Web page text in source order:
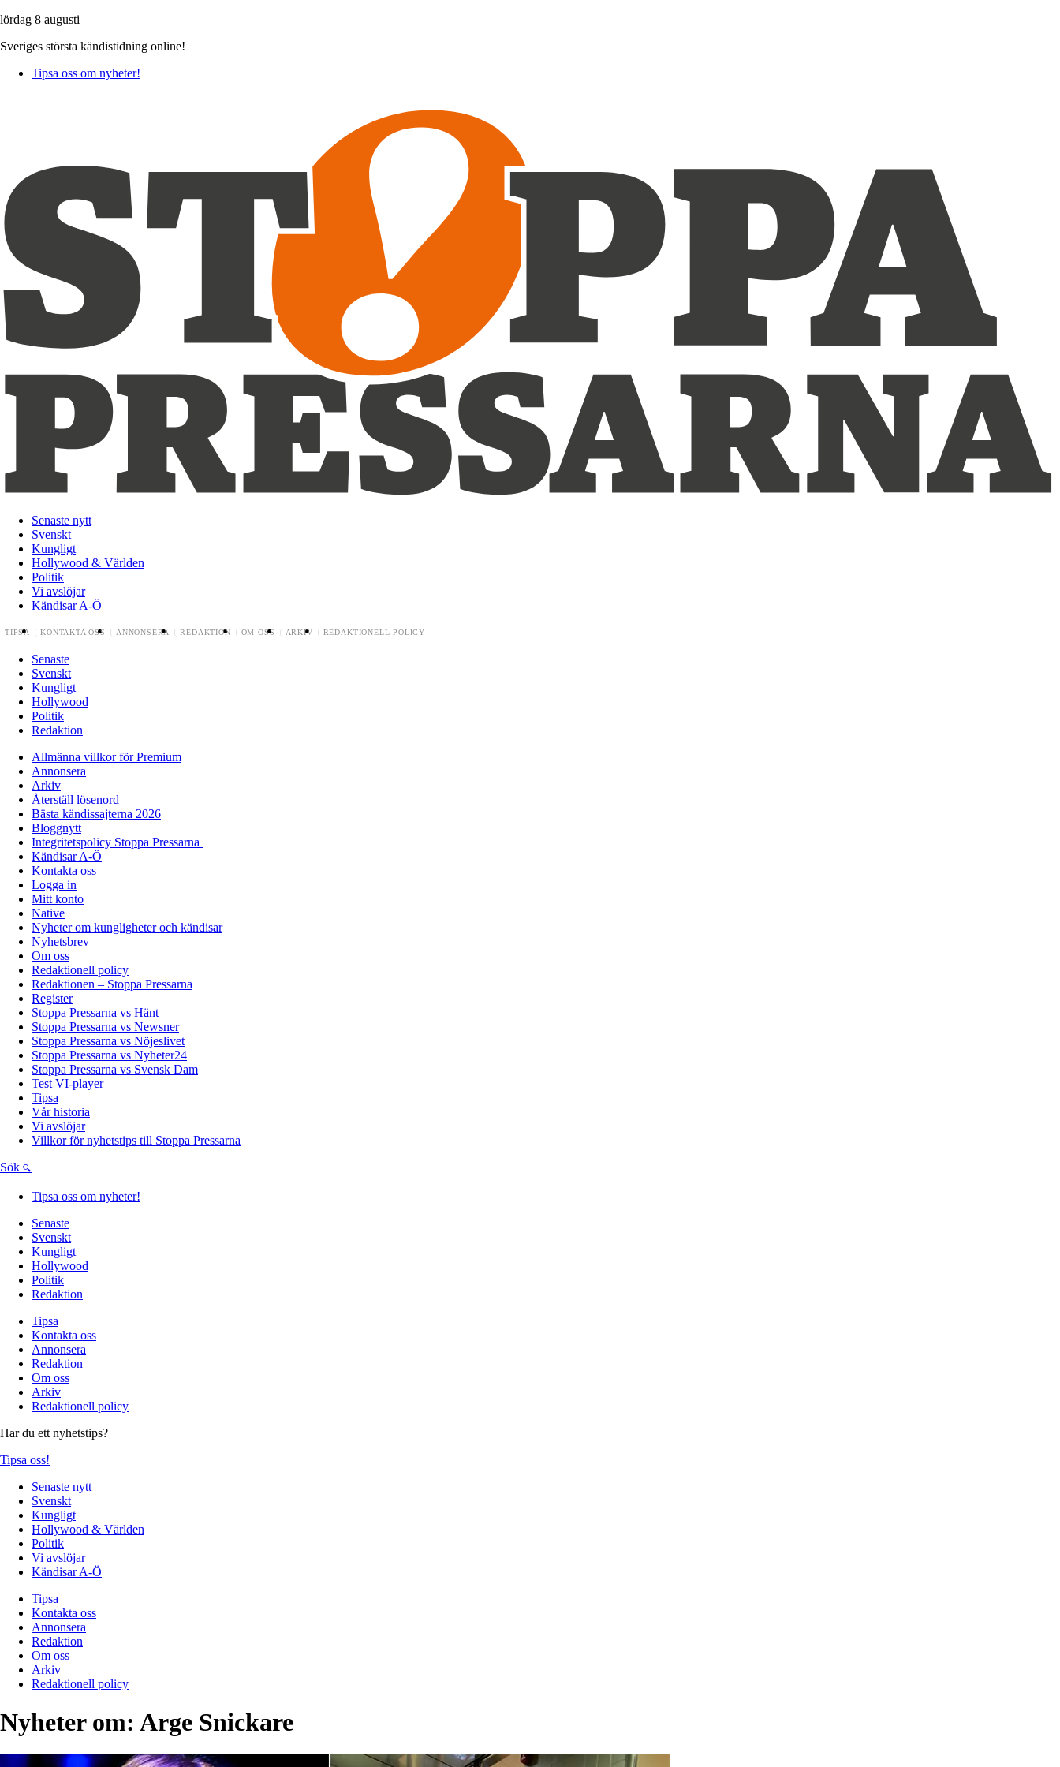
lördag 8 augusti
Sveriges största kändistidning online!
Tipsa oss om nyheter!
Senaste nytt
Svenskt
Kungligt
Hollywood & Världen
Politik
Vi avslöjar
Kändisar A-Ö
TIPSA KONTAKTA OSS ANNONSERA REDAKTION OM OSS ARKIV REDAKTIONELL POLICY
Senaste
Svenskt
Kungligt
Hollywood
Politik
Redaktion
Allmänna villkor för Premium
Annonsera
Arkiv
Återställ lösenord
Bästa kändissajterna 2026
Bloggnytt
Integritetspolicy Stoppa Pressarna
Kändisar A-Ö
Kontakta oss
Logga in
Mitt konto
Native
Nyheter om kungligheter och kändisar
Nyhetsbrev
Om oss
Redaktionell policy
Redaktionen – Stoppa Pressarna
Register
Stoppa Pressarna vs Hänt
Stoppa Pressarna vs Newsner
Stoppa Pressarna vs Nöjeslivet
Stoppa Pressarna vs Nyheter24
Stoppa Pressarna vs Svensk Dam
Test VI-player
Tipsa
Vår historia
Vi avslöjar
Villkor för nyhetstips till Stoppa Pressarna
Sök
Tipsa oss om nyheter!
Senaste
Svenskt
Kungligt
Hollywood
Politik
Redaktion
Tipsa
Kontakta oss
Annonsera
Redaktion
Om oss
Arkiv
Redaktionell policy
Har du ett nyhetstips?
Tipsa oss!
Senaste nytt
Svenskt
Kungligt
Hollywood & Världen
Politik
Vi avslöjar
Kändisar A-Ö
Tipsa
Kontakta oss
Annonsera
Redaktion
Om oss
Arkiv
Redaktionell policy
Nyheter om: Arge Snickare